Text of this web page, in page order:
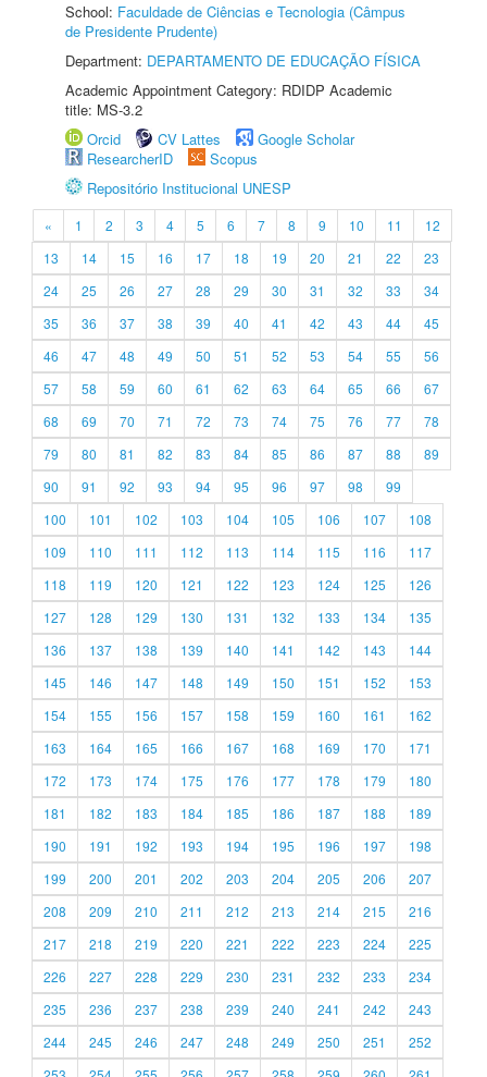
School: Faculdade de Ciências e Tecnologia (Câmpus
de Presidente Prudente)
Department: DEPARTAMENTO DE EDUCAÇÃO FÍSICA
Academic Appointment Category: RDIDP Academic
title: MS-3.2
Orcid
CV Lattes
Google Scholar
ResearcherID
Scopus
Repositório Institucional UNESP
« 1 2 3 4 5 6 7 8 9 10 11
12
13
14 15 16 17 18 19 20 21 22
23
24
25 26 27 28 29 30 31 32 33
34
35
36 37 38 39 40 41 42 43 44
45
46
47 48 49 50 51 52 53 54 55
56
57
58 59 60 61 62 63 64 65 66
67
68
69 70 71 72 73 74 75 76 77
78
79
80 81 82 83 84 85 86 87 88
89
90
91 92 93 94 95 96 97 98
99
100
101 102 103 104 105 106 107
108
109
110 111 112 113 114 115 116
117
118
119 120 121 122 123 124 125
126
127
128 129 130 131 132 133 134
135
136
137 138 139 140 141 142 143
144
145
146 147 148 149 150 151 152
153
154
155 156 157 158 159 160 161
162
163
164 165 166 167 168 169 170
171
172
173 174 175 176 177 178 179
180
181
182 183 184 185 186 187 188
189
190
191 192 193 194 195 196 197
198
199
200 201 202 203 204 205 206
207
208
209 210 211 212 213 214 215
216
217
218 219 220 221 222 223 224
225
226
227 228 229 230 231 232 233
234
235
236 237 238 239 240 241 242
243
244
245 246 247 248 249 250 251
252